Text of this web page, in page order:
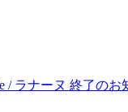
/ ラナーヌ 終了のお